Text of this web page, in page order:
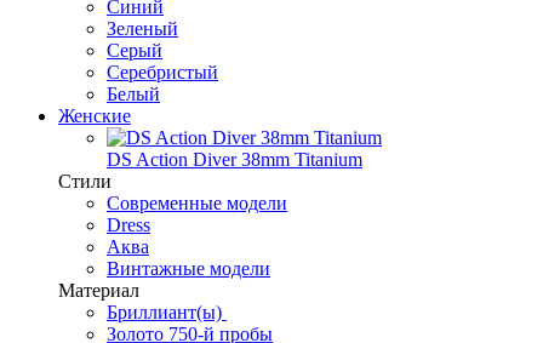
Синий
Зеленый
Серый
Серебристый
Белый
Женские
DS Action Diver 38mm Titanium
Стили
Современные модели
Dress
Аква
Винтажные модели
Материал
Бриллиант(ы)
Золото 750-й пробы